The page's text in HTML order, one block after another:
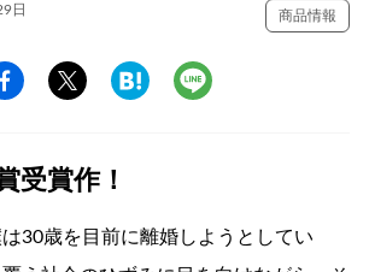
日 商品情報
受賞作！
30歳を目前に離婚しようとしてい